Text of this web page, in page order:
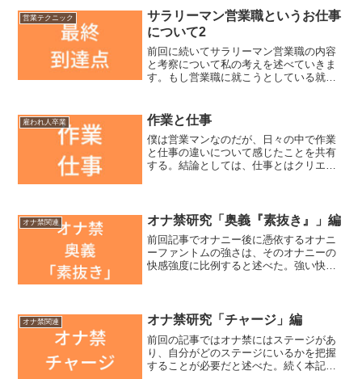
（Youtubeで視聴可能）。購入は2021年
1...
営業テクニック
サラリーマン営業職というお仕事
について2
前回に続いてサラリーマン営業職の内容
と考察について私の考えを述べていきま
す。もし営業職に就こうとしている就活
に労働力を提供する事で給与を支払われ
ます。その中でも営業職の...
雇われ人卒業 作業と仕事
僕は営業マンなのだが、日々の中で作業
と仕事の違いについて感じたことを共有
する。結論としては、仕事とはクリエイ
一般的に「作業」とは手作...
オナ禁関連 オナ禁研究「奥義『素抜き』」編
前回記事でオナニー後に憑依するオナニ
ーファントムの強さは、そのオナニーの
快感強度に比例すると述べた。強い快感=
ば、脳内物質も減り、...
オナ禁関連 オナ禁研究「チャージ」編
前回の記事ではオナ禁にはステージがあ
り、自分がどのステージにいるかを把握
することが必要だと述べた。続く本記事